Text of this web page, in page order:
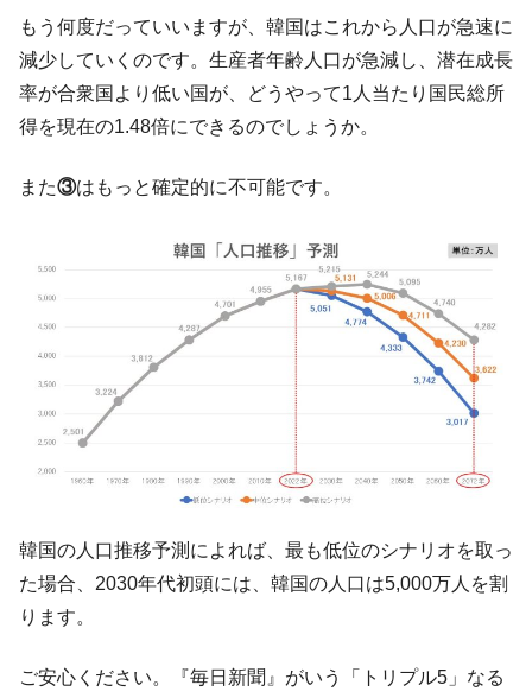
もう何度だっていいますが、韓国はこれから人口が急速に
減少していくのです。生産者年齢人口が急減し、潜在成長
率が合衆国より低い国が、どうやって1人当たり国民総所
得を現在の1.48倍にできるのでしょうか。
また③はもっと確定的に不可能です。
韓国の人口推移予測によれば、最も低位のシナリオを取っ
た場合、2030年代初頭には、韓国の人口は5,000万人を割
ります。
ご安心ください。『毎日新聞』がいう「トリプル5」なる